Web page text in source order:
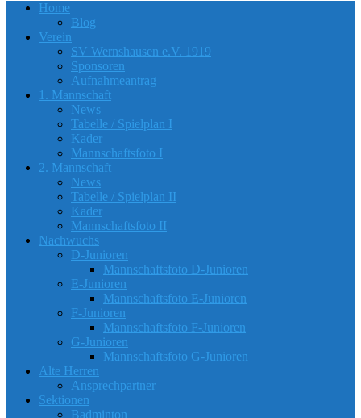
Home
Blog
Verein
SV Wernshausen e.V. 1919
Sponsoren
Aufnahmeantrag
1. Mannschaft
News
Tabelle / Spielplan I
Kader
Mannschaftsfoto I
2. Mannschaft
News
Tabelle / Spielplan II
Kader
Mannschaftsfoto II
Nachwuchs
D-Junioren
Mannschaftsfoto D-Junioren
E-Junioren
Mannschaftsfoto E-Junioren
F-Junioren
Mannschaftsfoto F-Junioren
G-Junioren
Mannschaftsfoto G-Junioren
Alte Herren
Ansprechpartner
Sektionen
Badminton